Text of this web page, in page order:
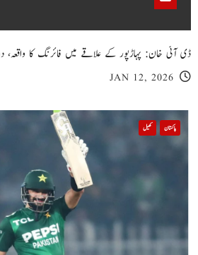
ڈی آئی خان: پہاڑپور کے علاقے میں فائرنگ کا واقعہ،
JAN 12, 2026
پاکستان کھیل